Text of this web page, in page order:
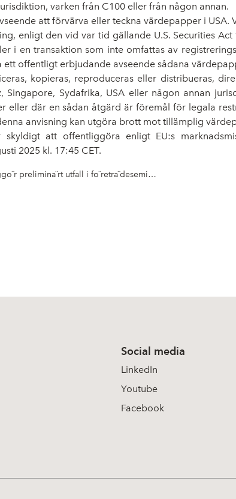
varken från C100 eller från någon annan.
att förvärva eller teckna värdepapper i USA.
enligt den vid var tid gällande U.S. Securities
i en transaktion som inte omfattas av
offentligt erbjudande avseende sådana
kopieras, reproduceras eller distribueras,
Singapore, Sydafrika, USA eller någon annan
där en sådan åtgärd är föremål för legala
anvisning kan utgöra brott mot tillämplig
att offentliggöra enligt EU:s
2025 kl. 17:45 CET.
C100 offentliggo¨r prelimina¨rt utfall i fo¨retra¨desemissionen
Social media
LinkedIn
Youtube
Facebook